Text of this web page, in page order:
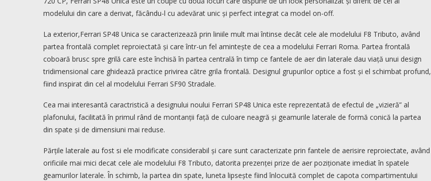
modelului din care a derivat, făcându-l cu adevărat unic și perfect integrat ca model on-off.
La exterior,Ferrari SP48 Unica se caracterizează prin liniile mult mai întinse decât cele ale modelului F8 Tributo, având
partea frontală complet reproiectată și care într-un fel amintește de cea a modelului Ferrari Roma. Partea frontală
coboară brusc spre grilă care este închisă în partea centrală în timp ce fantele de aer din laterale dau viață unui design
tridimensional care ghidează practice privirea către grila frontală. Designul grupurilor optice a fost și el schimbat profund,
fiind inspirat din cel al modelului Ferrari SF90 Stradale.
Cea mai interesantă caractristică a designului noului Ferrari SP48 Unica este reprezentată de efectul de „vizieră” al
plafonului, facilitată în primul rând de montanții față de culoare neagră și geamurile laterale de formă conică la partea
din spate și de dimensiuni mai reduse.
Părțile laterale au fost si ele modificate considerabil și care sunt caracterizate prin fantele de aerisire reproiectate, având
orificiile mai mici decat cele ale modelului F8 Tributo, datorita prezenței prize de aer poziționate imediat în spatele
geamurilor laterale. În schimb, la partea din spate, luneta lipsește fiind înlocuită complet de capota compartimentului